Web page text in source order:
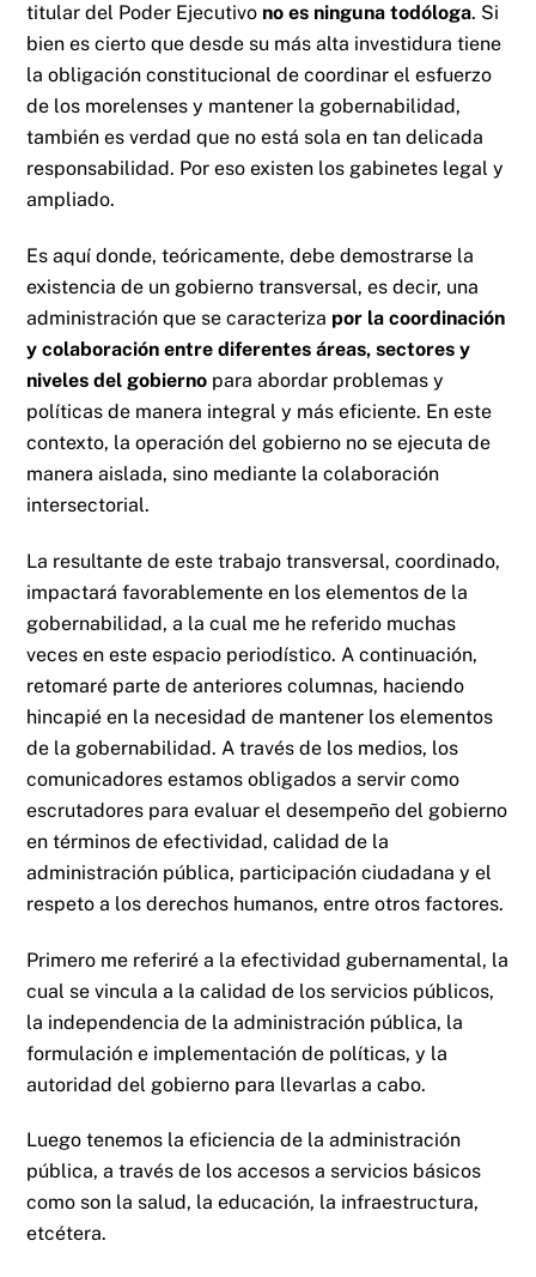
titular del Poder Ejecutivo no es ninguna todóloga. Si
bien es cierto que desde su más alta investidura tiene
la obligación constitucional de coordinar el esfuerzo
de los morelenses y mantener la gobernabilidad,
también es verdad que no está sola en tan delicada
responsabilidad. Por eso existen los gabinetes legal y
ampliado.
Es aquí donde, teóricamente, debe demostrarse la
existencia de un gobierno transversal, es decir, una
administración que se caracteriza por la coordinación
y colaboración entre diferentes áreas, sectores y
niveles del gobierno para abordar problemas y
políticas de manera integral y más eficiente. En este
contexto, la operación del gobierno no se ejecuta de
manera aislada, sino mediante la colaboración
intersectorial.
La resultante de este trabajo transversal, coordinado,
impactará favorablemente en los elementos de la
gobernabilidad, a la cual me he referido muchas
veces en este espacio periodístico. A continuación,
retomaré parte de anteriores columnas, haciendo
hincapié en la necesidad de mantener los elementos
de la gobernabilidad. A través de los medios, los
comunicadores estamos obligados a servir como
escrutadores para evaluar el desempeño del gobierno
en términos de efectividad, calidad de la
administración pública, participación ciudadana y el
respeto a los derechos humanos, entre otros factores.
Primero me referiré a la efectividad gubernamental, la
cual se vincula a la calidad de los servicios públicos,
la independencia de la administración pública, la
formulación e implementación de políticas, y la
autoridad del gobierno para llevarlas a cabo.
Luego tenemos la eficiencia de la administración
pública, a través de los accesos a servicios básicos
como son la salud, la educación, la infraestructura,
etcétera.